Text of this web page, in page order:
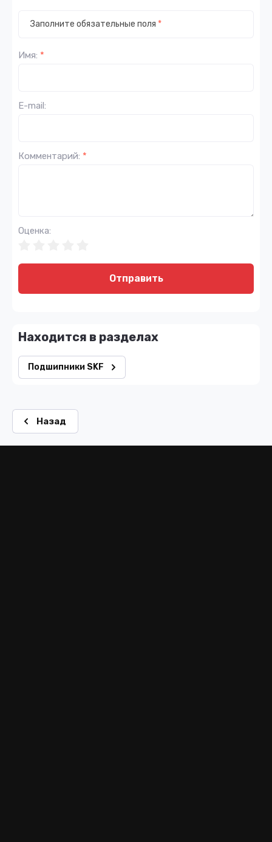
Заполните обязательные поля *
Имя: *
E-mail:
Комментарий: *
Оценка:
Отправить
Находится в разделах
Подшипники SKF
Назад